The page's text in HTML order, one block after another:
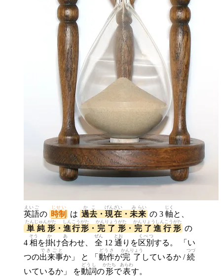
英語
えいご
の 時制
じせい
は 過
か
去
こ
・ 現
げん
在
ざい
・ 未
み
来
らい
の 3 軸
じく
と、
単純形
たんじゅんがた
・ 進行形
しんこうがた
・ 完了形
かんりょうがた
・ 完了進行形
かんりょうしんこうがた
の
4 相
そう
を掛
か
け合
あ
わせ、 全
ぜん
12 通
とお
りを区別
くべつ
する。 「い
つの出来事
できごと
か」 と 「 動作
どうさ
が完了
かんりょう
しているか /続
つづ
いているか」 を動詞
どうし
の形
かたち
で表
あらわ
す。